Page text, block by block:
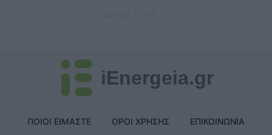
iEnergeia.gr
ΠΟΙΟΙ ΕΙΜΑΣΤΕ ΟΡΟΙ ΧΡΗΣΗΣ ΕΠΙΚΟΙΝΩΝΙΑ